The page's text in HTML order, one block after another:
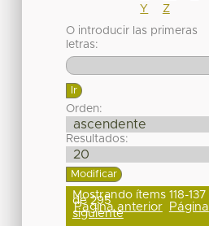
Y
Z
O introducir las primeras
letras:
Orden:
Resultados:
Mostrando ítems 118-137
de 295
Página anterior Página
siguiente